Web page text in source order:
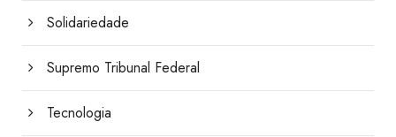
Solidariedade
Supremo Tribunal Federal
Tecnologia